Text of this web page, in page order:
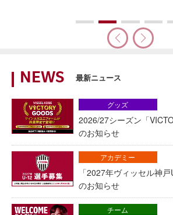
NEWS 最新ニュース
2026/27シーズン「
のお知らせ
グッズ
「2027年ヴィッセル神
のお知らせ
アカデミー
チーム